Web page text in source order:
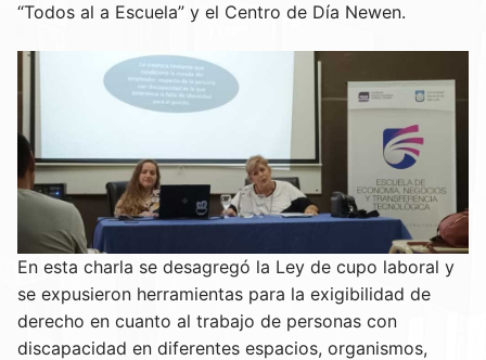
“Todos al a Escuela” y el Centro de Día Newen.
En esta charla se desagregó la Ley de cupo laboral y
se expusieron herramientas para la exigibilidad de
derecho en cuanto al trabajo de personas con
discapacidad en diferentes espacios, organismos,